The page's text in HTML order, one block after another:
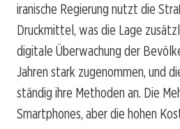
iranische Regierung nutzt die
Druckmittel, was die Lage
digitale Überwachung der
Jahren stark zugenommen, und
ständig ihre Methoden an. Die
Smartphones, aber die hohen